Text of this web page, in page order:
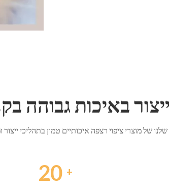
ייצור באיכות גבוהה
של מוצרי ציפוי רצפה איכותיים טמון בתהליכי
20 +